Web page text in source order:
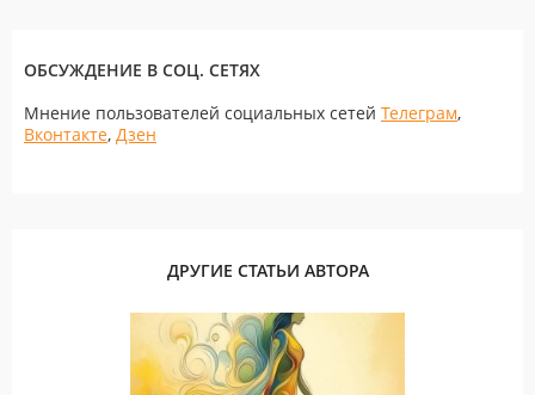
ОБСУЖДЕНИЕ В СОЦ. СЕТЯХ
Мнение пользователей социальных сетей Телеграм,
Вконтакте, Дзен
ДРУГИЕ СТАТЬИ АВТОРА